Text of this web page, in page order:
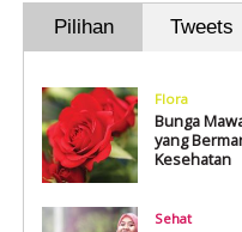
Pilihan Tweets
Flora
Bunga
yang
Kesehatan
Sehat